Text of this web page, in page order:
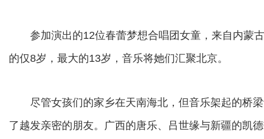
参加演出的12位春蕾梦想合唱团女童，来自内蒙
的仅8岁，最大的13岁，音乐将她们汇聚北京。
尽管女孩们的家乡在天南海北，但音乐架起的桥梁
了越发亲密的朋友。广西的唐乐、吕世缘与新疆的凯